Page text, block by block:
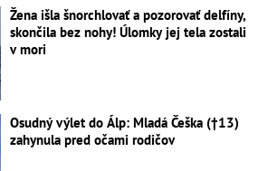
Žena išla šnorchlovať a pozorovať delfíny,
skončila bez nohy! Úlomky jej tela zostali
v mori
Osudný výlet do Álp: Mladá Češka (†13)
zahynula pred očami rodičov